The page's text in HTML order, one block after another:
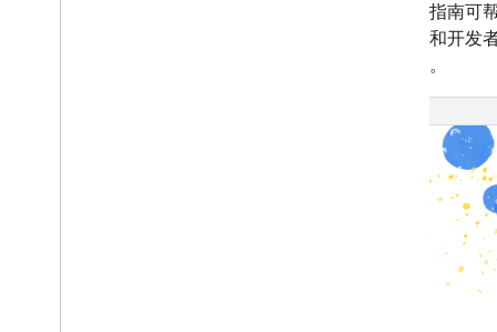
本指南可
理和开发
题。